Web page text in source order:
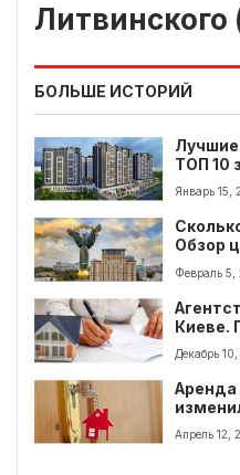
Литвинского
БОЛЬШЕ ИСТОРИЙ
ТОП 10
Январь 15,
Обзор
Февраль 5,
Киеве.
Декабрь
Аренда
году
Апрель 12,